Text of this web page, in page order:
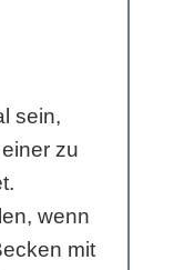
sein,
zu
wenn
mit